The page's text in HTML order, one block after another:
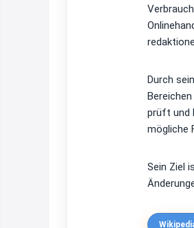
Durch
prüft und
mögliche
Sein Ziel